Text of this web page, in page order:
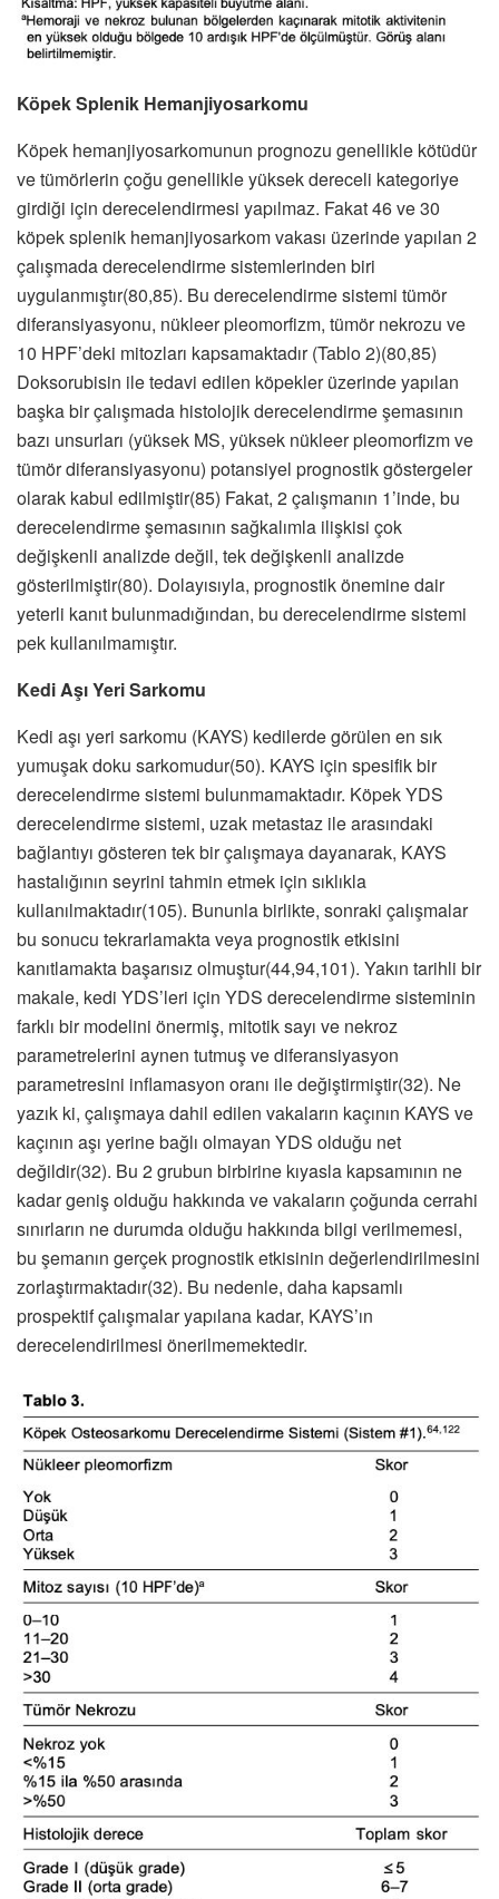
Köpek Splenik Hemanjiyosarkomu
Köpek hemanjiyosarkomunun prognozu genellikle kötüdür
ve tümörlerin çoğu genellikle yüksek dereceli kategoriye
girdiği için derecelendirmesi yapılmaz. Fakat 46 ve 30
köpek splenik hemanjiyosarkom vakası üzerinde yapılan 2
çalışmada derecelendirme sistemlerinden biri
uygulanmıştır(80,85). Bu derecelendirme sistemi tümör
diferansiyasyonu, nükleer pleomorfizm, tümör nekrozu ve
10 HPF’deki mitozları kapsamaktadır (Tablo 2)(80,85)
Doksorubisin ile tedavi edilen köpekler üzerinde yapılan
başka bir çalışmada histolojik derecelendirme şemasının
bazı unsurları (yüksek MS, yüksek nükleer pleomorfizm ve
tümör diferansiyasyonu) potansiyel prognostik göstergeler
olarak kabul edilmiştir(85) Fakat, 2 çalışmanın 1’inde, bu
derecelendirme şemasının sağkalımla ilişkisi çok
değişkenli analizde değil, tek değişkenli analizde
gösterilmiştir(80). Dolayısıyla, prognostik önemine dair
yeterli kanıt bulunmadığından, bu derecelendirme sistemi
pek kullanılmamıştır.
Kedi Aşı Yeri Sarkomu
Kedi aşı yeri sarkomu (KAYS) kedilerde görülen en sık
yumuşak doku sarkomudur(50). KAYS için spesifik bir
derecelendirme sistemi bulunmamaktadır. Köpek YDS
derecelendirme sistemi, uzak metastaz ile arasındaki
bağlantıyı gösteren tek bir çalışmaya dayanarak, KAYS
hastalığının seyrini tahmin etmek için sıklıkla
kullanılmaktadır(105). Bununla birlikte, sonraki çalışmalar
bu sonucu tekrarlamakta veya prognostik etkisini
kanıtlamakta başarısız olmuştur(44,94,101). Yakın tarihli bir
makale, kedi YDS’leri için YDS derecelendirme sisteminin
farklı bir modelini önermiş, mitotik sayı ve nekroz
parametrelerini aynen tutmuş ve diferansiyasyon
parametresini inflamasyon oranı ile değiştirmiştir(32). Ne
yazık ki, çalışmaya dahil edilen vakaların kaçının KAYS ve
kaçının aşı yerine bağlı olmayan YDS olduğu net
değildir(32). Bu 2 grubun birbirine kıyasla kapsamının ne
kadar geniş olduğu hakkında ve vakaların çoğunda cerrahi
sınırların ne durumda olduğu hakkında bilgi verilmemesi,
bu şemanın gerçek prognostik etkisinin değerlendirilmesini
zorlaştırmaktadır(32). Bu nedenle, daha kapsamlı
prospektif çalışmalar yapılana kadar, KAYS’ın
derecelendirilmesi önerilmemektedir.